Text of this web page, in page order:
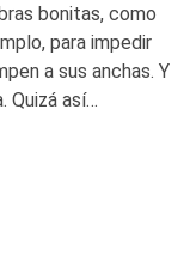
bonitas, como
para impedir
a sus anchas. Y
Quizá así…